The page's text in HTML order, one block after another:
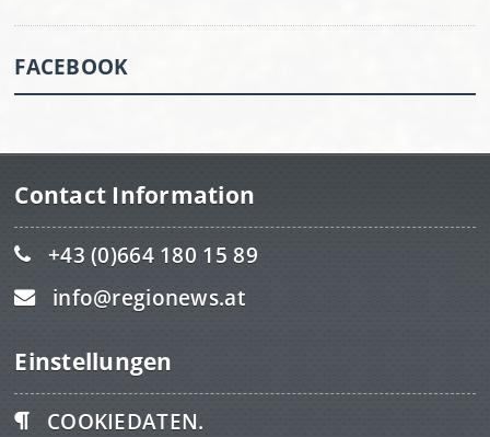
FACEBOOK
Contact Information
+43 (0)664 180 15 89
info@regionews.at
Einstellungen
COOKIEDATEN.